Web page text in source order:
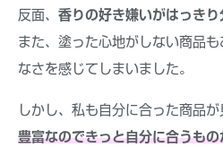
反面、 香りの好き嫌いがはっきり
また、塗った心地がしない商品
なさを感じてしまいました。
しかし、私も自分に合った商品が
豊富なのできっと自分に合うもの